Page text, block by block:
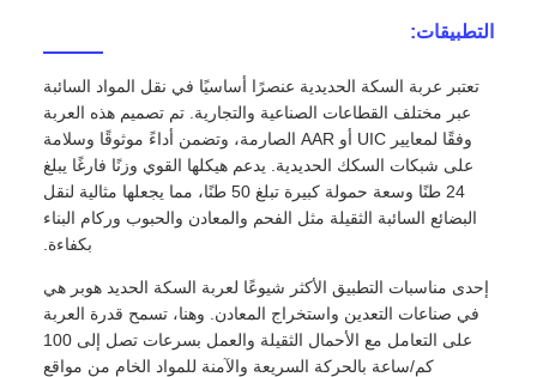
التطبيقات:
تعتبر عربة السكة الحديدية عنصرًا أساسيًا في نقل المواد السائبة
عبر مختلف القطاعات الصناعية والتجارية. تم تصميم هذه العربة
وفقًا لمعايير UIC أو AAR الصارمة، وتضمن أداءً موثوقًا وسلامة
على شبكات السكك الحديدية. يدعم هيكلها القوي وزنًا فارغًا يبلغ
24 طنًا وسعة حمولة كبيرة تبلغ 50 طنًا، مما يجعلها مثالية لنقل
البضائع السائبة الثقيلة مثل الفحم والمعادن والحبوب وركام البناء
بكفاءة.
إحدى مناسبات التطبيق الأكثر شيوعًا لعربة السكة الحديد هوبر هي
في صناعات التعدين واستخراج المعادن. وهنا، تسمح قدرة العربة
على التعامل مع الأحمال الثقيلة والعمل بسرعات تصل إلى 100
كم/ساعة بالحركة السريعة والآمنة للمواد الخام من مواقع